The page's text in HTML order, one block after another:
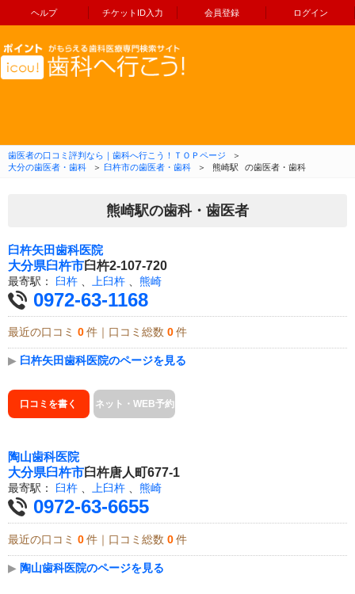
ヘルプ チケットID入力 会員登録 ログイン
コンテンツへ移動
歯医者の口コミ評判なら｜歯科へ行こう！ＴＯＰページ
＞
大分の歯医者・歯科
＞ 臼杵市の歯医者・歯科 ＞ 熊崎駅 の歯医者・歯科
熊崎駅の歯科・歯医者
臼杵矢田歯科医院
大分県臼杵市臼杵2-107-720
最寄駅： 臼杵 上臼杵 熊崎
0972-63-1168
最近の口コミ 0 件｜口コミ総数 0 件
▶ 臼杵矢田歯科医院のページを見る
口コミを書く ネット・WEB予約
陶山歯科医院
大分県臼杵市臼杵唐人町677-1
最寄駅： 臼杵 、 上臼杵 、 熊崎
0972-63-6655
最近の口コミ 0 件｜口コミ総数 0 件
▶ 陶山歯科医院のページを見る